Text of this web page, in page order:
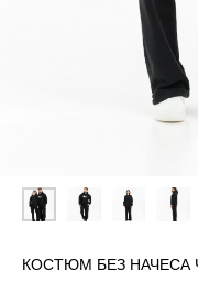
КОСТЮМ БЕЗ НАЧЕСА